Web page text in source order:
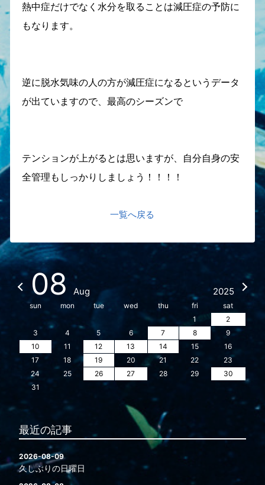
熱中症だけでなく水分を取ることは減圧症の予防に
もなります。
逆に脱水気味の人の方が減圧症になるというデータ
が出ていますので、最高のシーズンで
テンションが上がるとは思いますが、自分自身の安
全管理もしっかりしましょう！！！！
一覧へ戻る
08 Aug 2025
sun mon tue wed thu fri
sat
1
2
3
4 5 6 7 8
9
10
11 12 13 14 15
16
17
18 19 20 21 22
23
24
25 26 27 28 29
30
31
最近の記事
2026-08-09
久しぶりの日曜日